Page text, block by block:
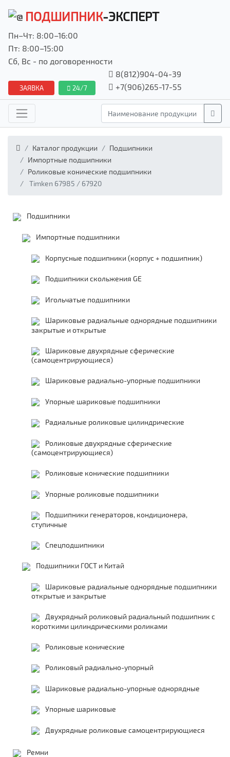
ПОДШИПНИК-ЭКСПЕРТ
Пн–Чт: 8:00–16:00
Пт: 8:00–15:00
Сб, Вс - по договоренности
ЗАЯВКА 24/7
8(812)904-04-39
+7(906)265-17-55
Каталог продукции
Подшипники
Импортные подшипники
Роликовые конические подшипники
Timken 67985 / 67920
Подшипники
Импортные подшипники
Корпусные подшипники (корпус + подшипник)
Подшипники скольжения GE
Игольчатые подшипники
Шариковые радиальные однорядные подшипники
закрытые и открытые
Шариковые двухрядные сферические
(самоцентрирующиеся)
Шариковые радиально-упорные подшипники
Упорные шариковые подшипники
Радиальные роликовые цилиндрические
Роликовые двухрядные сферические
(самоцентрирующиеся)
Роликовые конические подшипники
Упорные роликовые подшипники
Подшипники генераторов, кондиционера,
ступичные
Спецподшипники
Подшипники ГОСТ и Китай
Шариковые радиальные однорядные подшипники
открытые и закрытые
Двухрядный роликовый радиальный подшипник с
короткими цилиндрическими роликами
Роликовые конические
Роликовый радиально-упорный
Шариковые радиально-упорные однорядные
Упорные шариковые
Двухрядные роликовые самоцентрирующиеся
Ремни